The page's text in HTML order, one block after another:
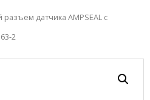
датчика AMPSEAL с
2